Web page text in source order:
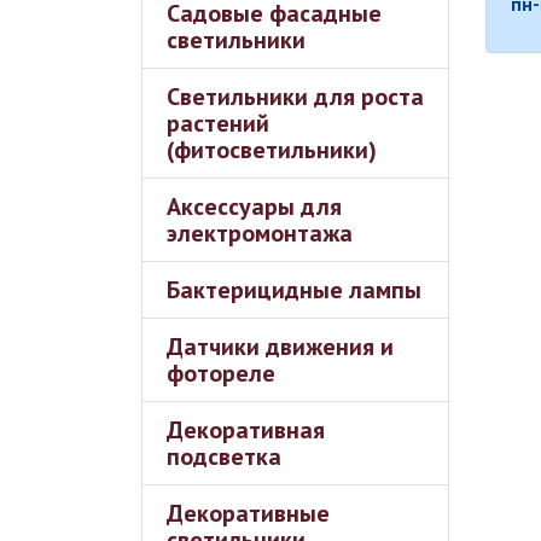
Садовые фасадные
светильники
Светильники для роста
растений
(фитосветильники)
Аксессуары для
электромонтажа
Бактерицидные лампы
Датчики движения и
фотореле
Декоративная
подсветка
Декоративные